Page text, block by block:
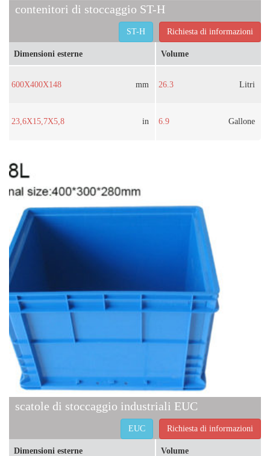
contenitori di stoccaggio ST-H
Richiesta di informazioni
ST-H
Dimensioni esterne
600X400X148 mm
23,6X15,7X5,8 in
Volume
26.3 Litri
6.9 Gallone
scatole di stoccaggio industriali EUC
Richiesta di informazioni
EUC
Dimensioni esterne Volume